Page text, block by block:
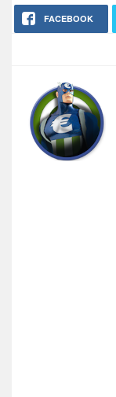
FACEBOOK